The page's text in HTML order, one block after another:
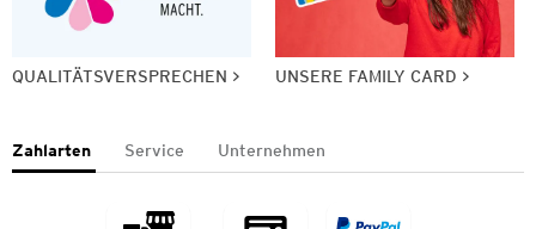
QUALITÄTSVERSPRECHEN UNSERE FAMILY CARD
Zahlarten Service Unternehmen